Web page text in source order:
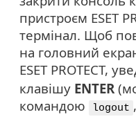
пристроєм ESET
термінал. Щоб
на головний
ESET PROTECT,
клавішу ENTER
командою
logout